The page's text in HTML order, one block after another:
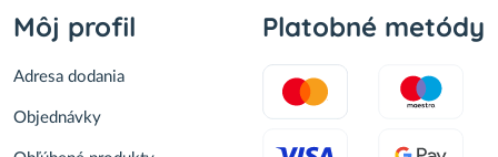
Môj profil
Adresa dodania
Objednávky
Platobné metódy